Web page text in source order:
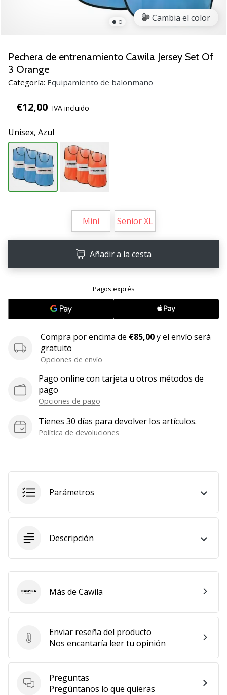
Accelerate
NITRO
SQD
5!
las
técnicas
y…
25. 11. 2024
•
embajador
Weplayhandball!
¿Te
un
jugón?
nuestro
Mostrar
los
artículos
Cambia el color
Pechera de entrenamiento Cawila Jersey Set Of
3 Orange
Categoría: Equipamiento de balonmano
€12,00 IVA incluido
Unisex, Azul
Mini Senior XL
Añadir a la cesta
Compra por encima de €85,00y el envío será
gratuito
Opciones de envío
Pago online con tarjeta u otros métodos de
pago
Opciones de pago
Tienes 30 días para devolver los artículos.
Política de devoluciones
Parámetros
Descripción
Enviar reseña del producto
Enviar reseña del producto
Nos encantaría leer tu opinión
Preguntas
Preguntas
Pregúntanos lo que quieras
CawilaMás de Cawila